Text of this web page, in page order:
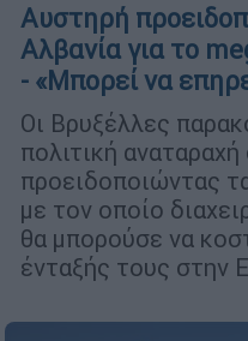
Αυστηρή
Αλβανία για το
- «Μπορεί να
Οι Βρυξέλλες
πολιτική
προειδοποιώντας
με τον οποίο
θα μπορούσε να
ένταξής τους στην